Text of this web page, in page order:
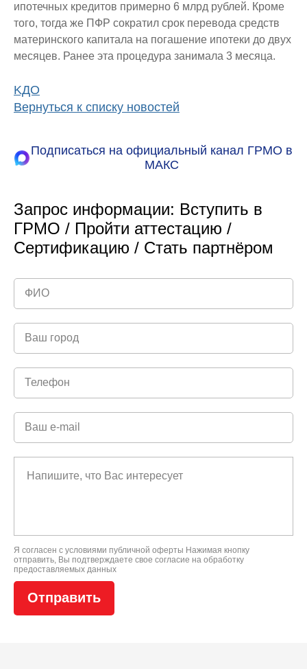
ипотечных кредитов примерно 6 млрд рублей. Кроме
того, тогда же ПФР сократил срок перевода средств
материнского капитала на погашение ипотеки до двух
месяцев. Ранее эта процедура занимала 3 месяца.
KДO
Вернуться к списку новостей
Подписаться на официальный канал ГРМО в
МАКС
Запрос информации: Вступить в
ГРМО / Пройти аттестацию /
Сертификацию / Стать партнёром
Я согласен с условиями публичной оферты Нажимая кнопку
отправить, Вы подтверждаете свое согласие на обработку
предоставляемых данных